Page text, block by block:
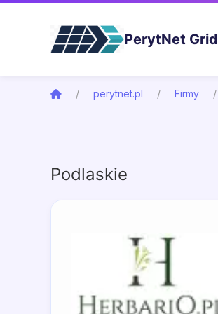
PerytNet Grid
perytnet.pl Firmy
Podlaskie